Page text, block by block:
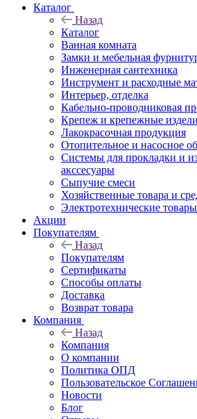
Каталог
Назад
Каталог
Ванная комната
Замки и мебельная
Инженерная сантехника
Инструмент и расходные
Интерьер, отделка
Кабельно-проводниковая
Крепеж и крепежные
Лакокрасочная продукция
Отопительное и насосное
Системы для прокладки и
акссесуары
Сыпучие смеси
Хозяйственные товара и
Электротехнические товары
Акции
Покупателям
Назад
Покупателям
Сертификаты
Способы оплаты
Доставка
Возврат товара
Компания
Назад
Компания
О компании
Политика ОПД
Пользовательское
Новости
Блог